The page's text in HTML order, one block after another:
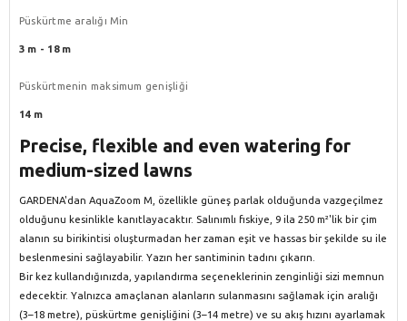
Püskürtme aralığı Min
3 m - 18 m
Püskürtmenin maksimum genişliği
14 m
Precise, flexible and even watering for
medium-sized lawns
GARDENA'dan AquaZoom M, özellikle güneş parlak olduğunda vazgeçilmez
olduğunu kesinlikle kanıtlayacaktır. Salınımlı fıskiye, 9 ila 250 m²'lik bir çim
alanın su birikintisi oluşturmadan her zaman eşit ve hassas bir şekilde su ile
beslenmesini sağlayabilir. Yazın her santiminin tadını çıkarın.
Bir kez kullandığınızda, yapılandırma seçeneklerinin zenginliği sizi memnun
edecektir. Yalnızca amaçlanan alanların sulanmasını sağlamak için aralığı
(3–18 metre), püskürtme genişliğini (3–14 metre) ve su akış hızını ayarlamak